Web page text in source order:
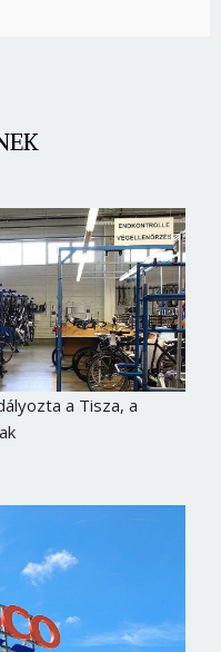
a Tisza, a